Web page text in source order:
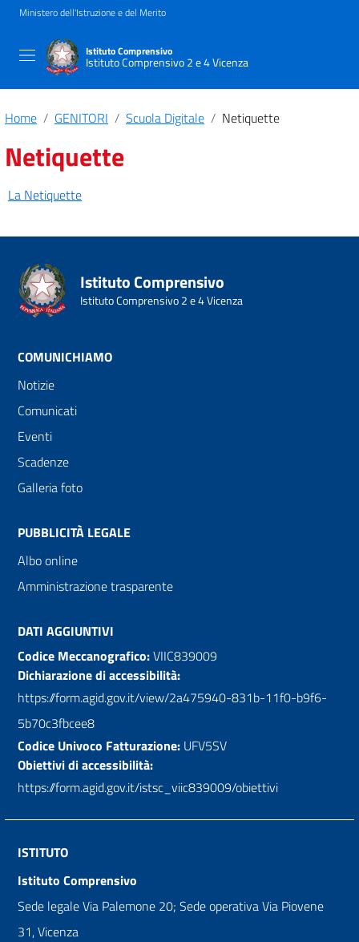
Ministero dell'Istruzione e del Merito
Istituto Comprensivo
Istituto Comprensivo 2 e 4 Vicenza
Home GENITORI Scuola Digitale Netiquette
Netiquette
La Netiquette
Istituto Comprensivo
Istituto Comprensivo 2 e 4 Vicenza
COMUNICHIAMO
Notizie
Comunicati
Eventi
Scadenze
Galleria foto
PUBBLICITÀ LEGALE
Albo online
Amministrazione trasparente
DATI AGGIUNTIVI
Codice Meccanografico:VIIC839009
Dichiarazione di accessibilità:
https://form.agid.gov.it/view/2a475940-831b-11f0-b9f6-
5b70c3fbcee8
Codice Univoco Fatturazione: UFV5SV
Obiettivi di accessibilità:
https://form.agid.gov.it/istsc_viic839009/obiettivi
ISTITUTO
Istituto Comprensivo
Sede legale Via Palemone 20; Sede operativa Via Piovene
31, Vicenza